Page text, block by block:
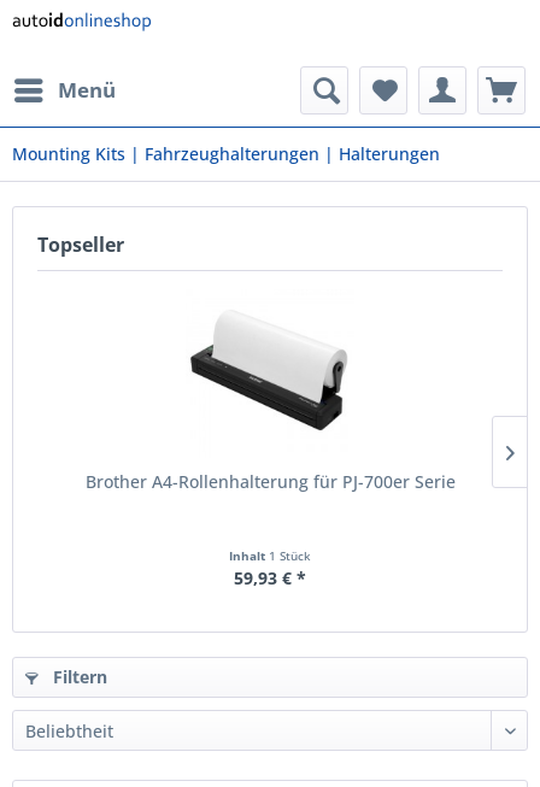
Menü
Mounting Kits | Fahrzeughalterungen | Halterungen
Topseller
Brother A4-Rollenhalterung für PJ-700er Serie
Inhalt 1 Stück
59,93 € *
Filtern